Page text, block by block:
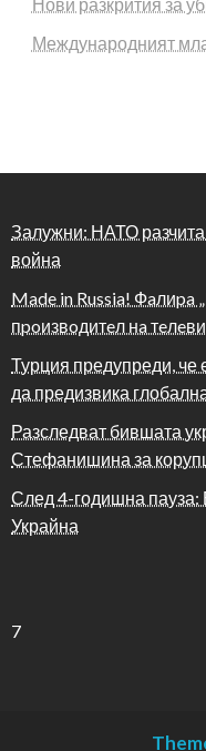
Международният
Залужни: НАТО разчита
война
Made in Russia! Фaлиpa
пpoизвoдитeл нa
Турция предупреди,
да предизвика
Разследват бившата
Стефанишина за
След 4-годишна пауза:
Украйна
7